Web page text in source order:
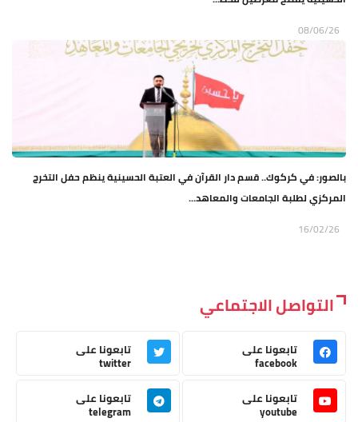
08/06/26
بالصور: في كركوك.. قسم دار القرآن في العتبة الحسينية ينظم حفل التخرج
المركزي لطلبة الجامعات والمعاهد...
16/02/26
التواصل الاجتماعي
تابعونا على
facebook
تابعونا على
twitter
تابعونا على
youtube
تابعونا على
telegram